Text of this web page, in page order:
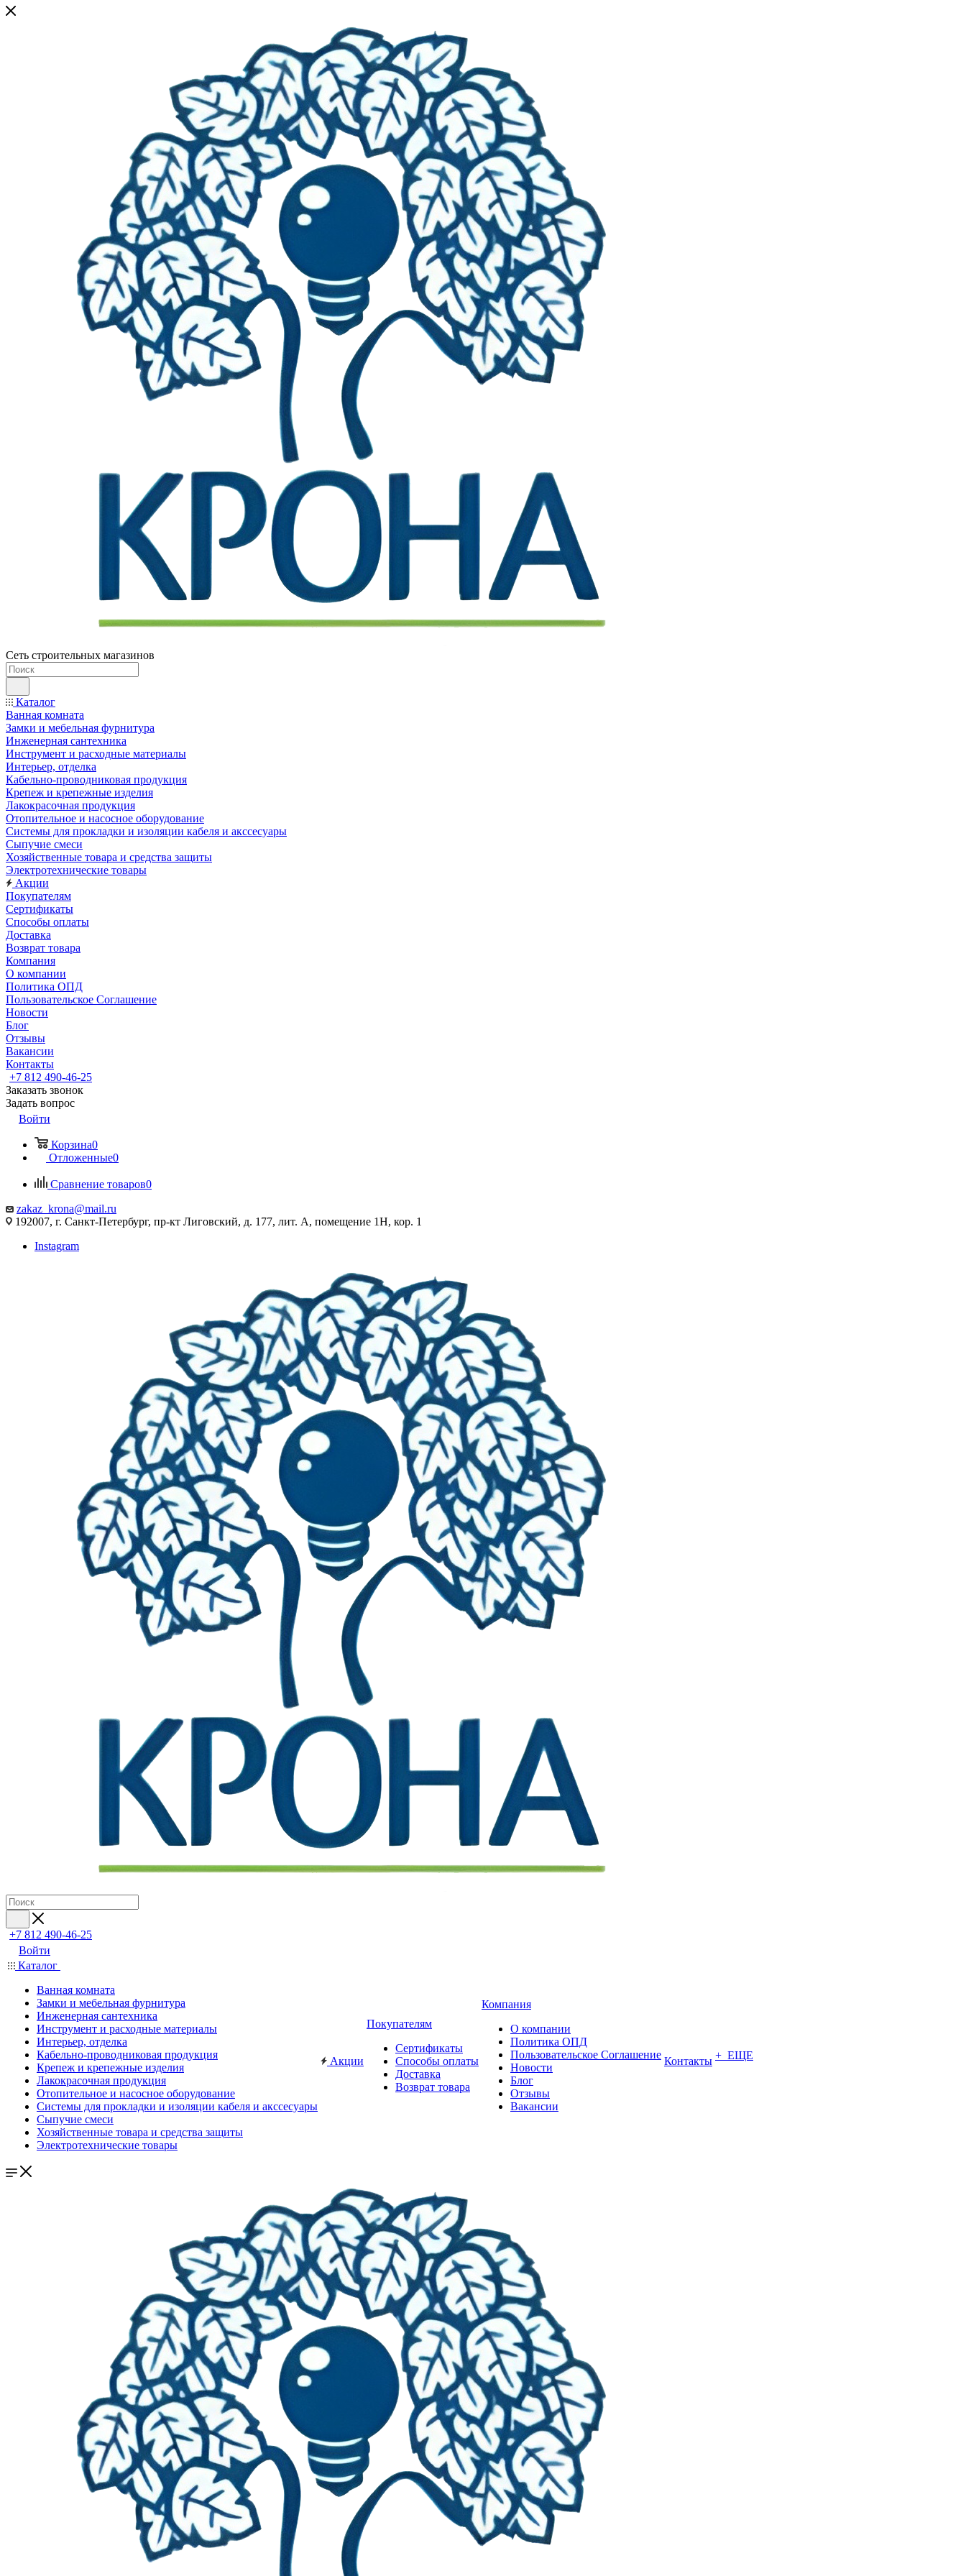
Сеть строительных магазинов
Каталог
Ванная комната
Замки и мебельная фурнитура
Инженерная сантехника
Инструмент и расходные материалы
Интерьер, отделка
Кабельно-проводниковая продукция
Крепеж и крепежные изделия
Лакокрасочная продукция
Отопительное и насосное оборудование
Системы для прокладки и изоляции кабеля и акссесуары
Сыпучие смеси
Хозяйственные товара и средства защиты
Электротехнические товары
Акции
Покупателям
Сертификаты
Способы оплаты
Доставка
Возврат товара
Компания
О компании
Политика ОПД
Пользовательское Соглашение
Новости
Блог
Отзывы
Вакансии
Контакты
+7 812 490-46-25
Заказать звонок
Задать вопрос
Войти
Корзина0
Отложенные0
Сравнение товаров0
zakaz_krona@mail.ru
192007, г. Санкт-Петербург, пр-кт Лиговский, д. 177, лит. А, помещение 1Н, кор. 1
Instagram
+7 812 490-46-25
Войти
Каталог
Ванная комната
Замки и мебельная фурнитура
Инженерная сантехника
Инструмент и расходные материалы
Интерьер, отделка
Кабельно-проводниковая продукция
Крепеж и крепежные изделия
Лакокрасочная продукция
Отопительное и насосное оборудование
Системы для прокладки и изоляции кабеля и акссесуары
Сыпучие смеси
Хозяйственные товара и средства защиты
Электротехнические товары
Акции
Покупателям
Сертификаты
Способы оплаты
Доставка
Возврат товара
Компания
О компании
Политика ОПД
Пользовательское Соглашение
Новости
Блог
Отзывы
Вакансии
Контакты + ЕЩЕ